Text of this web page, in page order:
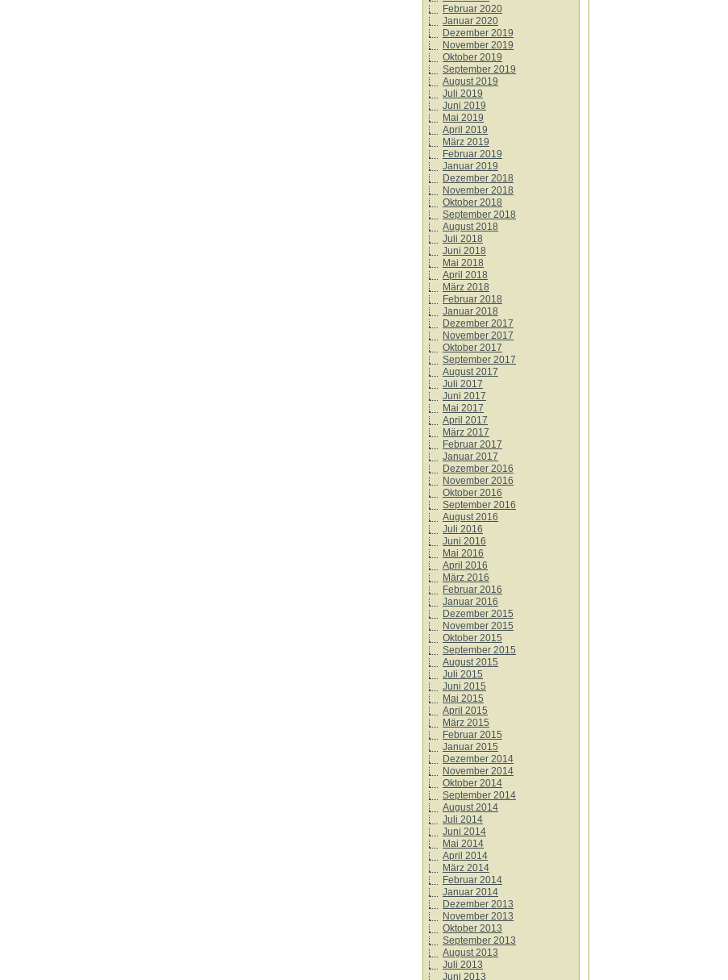
Februar 2020
Januar 2020
Dezember 2019
November 2019
Oktober 2019
September 2019
August 2019
Juli 2019
Juni 2019
Mai 2019
April 2019
März 2019
Februar 2019
Januar 2019
Dezember 2018
November 2018
Oktober 2018
September 2018
August 2018
Juli 2018
Juni 2018
Mai 2018
April 2018
März 2018
Februar 2018
Januar 2018
Dezember 2017
November 2017
Oktober 2017
September 2017
August 2017
Juli 2017
Juni 2017
Mai 2017
April 2017
März 2017
Februar 2017
Januar 2017
Dezember 2016
November 2016
Oktober 2016
September 2016
August 2016
Juli 2016
Juni 2016
Mai 2016
April 2016
März 2016
Februar 2016
Januar 2016
Dezember 2015
November 2015
Oktober 2015
September 2015
August 2015
Juli 2015
Juni 2015
Mai 2015
April 2015
März 2015
Februar 2015
Januar 2015
Dezember 2014
November 2014
Oktober 2014
September 2014
August 2014
Juli 2014
Juni 2014
Mai 2014
April 2014
März 2014
Februar 2014
Januar 2014
Dezember 2013
November 2013
Oktober 2013
September 2013
August 2013
Juli 2013
Juni 2013